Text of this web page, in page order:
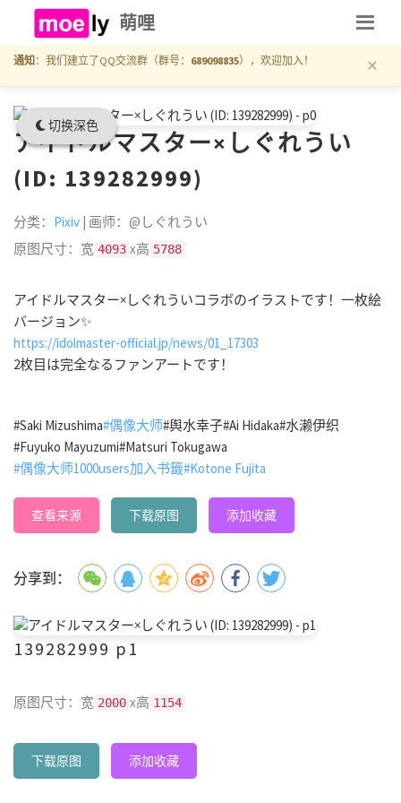
切换深色
萌哩
通知 ：我们建立了QQ交流群（群号： 689098835），欢迎加入！ ×
アイドルマスター×しぐれうい
(ID: 139282999)
分类： Pixiv | 画师：@しぐれうい
原图尺寸：宽 4093 x高 5788
アイドルマスター×しぐれういコラボのイラストです！一枚絵
バージョン✨
https://idolmaster-official.jp/news/01_17303
2枚目は完全なるファンアートです！
#Saki Mizushima#偶像大师#舆水幸子#Ai Hidaka#水濑伊织
#Fuyuko Mayuzumi#Matsuri Tokugawa
#偶像大师1000users加入书籤#Kotone Fujita
查看来源 下载原图 添加收藏
分享到：
139282999 p1
原图尺寸：宽 2000 x高 1154
下载原图 添加收藏